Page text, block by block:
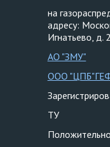
на
адресу:
Игнатьево, д.
АО "ЗМУ"
ООО
ТУ